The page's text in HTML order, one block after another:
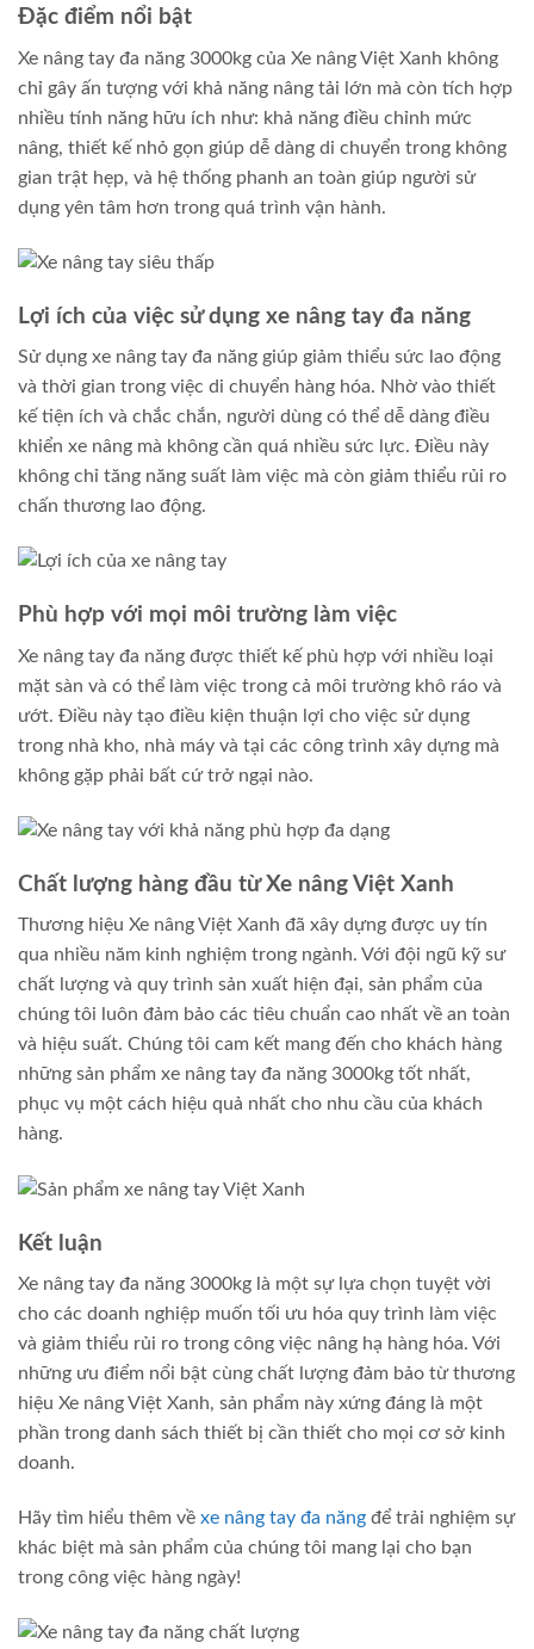
Đặc điểm nổi bật
Xe nâng tay đa năng 3000kg của Xe nâng Việt Xanh không
chỉ gây ấn tượng với khả năng nâng tải lớn mà còn tích hợp
nhiều tính năng hữu ích như: khả năng điều chỉnh mức
nâng, thiết kế nhỏ gọn giúp dễ dàng di chuyển trong không
gian trật hẹp, và hệ thống phanh an toàn giúp người sử
dụng yên tâm hơn trong quá trình vận hành.
Lợi ích của việc sử dụng xe nâng tay đa năng
Sử dụng xe nâng tay đa năng giúp giảm thiểu sức lao động
và thời gian trong việc di chuyển hàng hóa. Nhờ vào thiết
kế tiện ích và chắc chắn, người dùng có thể dễ dàng điều
khiển xe nâng mà không cần quá nhiều sức lực. Điều này
không chỉ tăng năng suất làm việc mà còn giảm thiểu rủi ro
chấn thương lao động.
Phù hợp với mọi môi trường làm việc
Xe nâng tay đa năng được thiết kế phù hợp với nhiều loại
mặt sàn và có thể làm việc trong cả môi trường khô ráo và
ướt. Điều này tạo điều kiện thuận lợi cho việc sử dụng
trong nhà kho, nhà máy và tại các công trình xây dựng mà
không gặp phải bất cứ trở ngại nào.
Chất lượng hàng đầu từ Xe nâng Việt Xanh
Thương hiệu Xe nâng Việt Xanh đã xây dựng được uy tín
qua nhiều năm kinh nghiệm trong ngành. Với đội ngũ kỹ sư
chất lượng và quy trình sản xuất hiện đại, sản phẩm của
chúng tôi luôn đảm bảo các tiêu chuẩn cao nhất về an toàn
và hiệu suất. Chúng tôi cam kết mang đến cho khách hàng
những sản phẩm xe nâng tay đa năng 3000kg tốt nhất,
phục vụ một cách hiệu quả nhất cho nhu cầu của khách
hàng.
Kết luận
Xe nâng tay đa năng 3000kg là một sự lựa chọn tuyệt vời
cho các doanh nghiệp muốn tối ưu hóa quy trình làm việc
và giảm thiểu rủi ro trong công việc nâng hạ hàng hóa. Với
những ưu điểm nổi bật cùng chất lượng đảm bảo từ thương
hiệu Xe nâng Việt Xanh, sản phẩm này xứng đáng là một
phần trong danh sách thiết bị cần thiết cho mọi cơ sở kinh
doanh.
Hãy tìm hiểu thêm về xe nâng tay đa năng để trải nghiệm sự
khác biệt mà sản phẩm của chúng tôi mang lại cho bạn
trong công việc hàng ngày!